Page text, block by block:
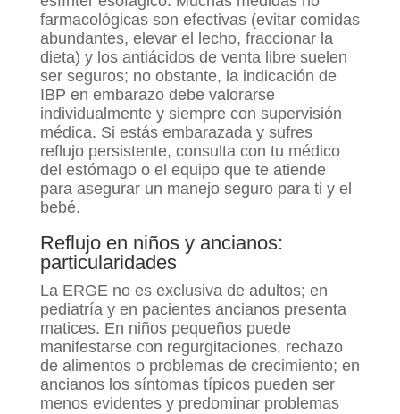
farmacológicas son efectivas (evitar comidas
abundantes, elevar el lecho, fraccionar la
dieta) y los antiácidos de venta libre suelen
ser seguros; no obstante, la indicación de
IBP en embarazo debe valorarse
individualmente y siempre con supervisión
médica. Si estás embarazada y sufres
reflujo persistente, consulta con tu médico
del estómago o el equipo que te atiende
para asegurar un manejo seguro para ti y el
bebé.
Reflujo en niños y ancianos:
particularidades
La ERGE no es exclusiva de adultos; en
pediatría y en pacientes ancianos presenta
matices. En niños pequeños puede
manifestarse con regurgitaciones, rechazo
de alimentos o problemas de crecimiento; en
ancianos los síntomas típicos pueden ser
menos evidentes y predominar problemas